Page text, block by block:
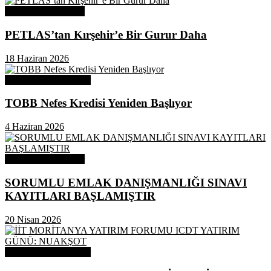
PETLAS’tan Kırşehir’e Bir Gurur Daha
18 Haziran 2026
TOBB Nefes Kredisi Yeniden Başlıyor
4 Haziran 2026
SORUMLU EMLAK DANIŞMANLIĞI SINAVI
KAYITLARI BAŞLAMIŞTIR
20 Nisan 2026